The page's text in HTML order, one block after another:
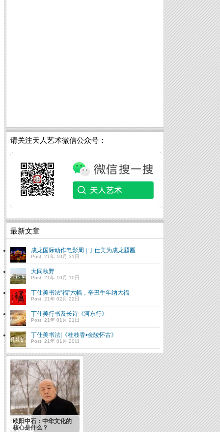
请关注天人艺术微信公众号：
最新文章
成龙国际动作电影周 | 丁仕美为成龙题匾
Post: 21年 10月 31日
大同秋野
Post: 21年 10月 10日
丁仕美书法“福”六幅，辛丑牛年纳大福
Post: 21年 02月 22日
丁仕美行书及长诗《河东行》
Post: 21年 01月 21日
丁仕美书法|《桂枝香•金陵怀古》
Post: 21年 01月 20日
欧阳中石：中华文化的
核心是什么？